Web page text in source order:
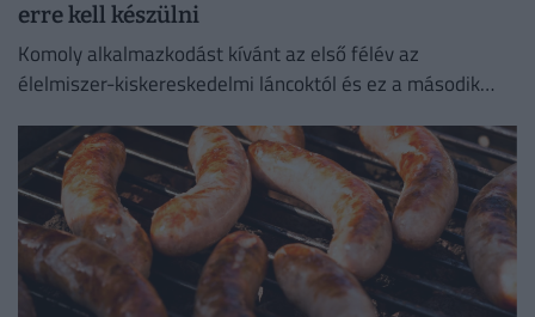
erre kell készülni
Komoly alkalmazkodást kívánt az első félév az
élelmiszer-kiskereskedelmi láncoktól és ez a második